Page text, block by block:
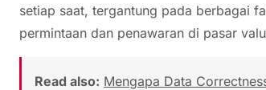
setiap saat, tergantung pada berbagai
permintaan dan penawaran di pasar
Read also: Mengapa Data